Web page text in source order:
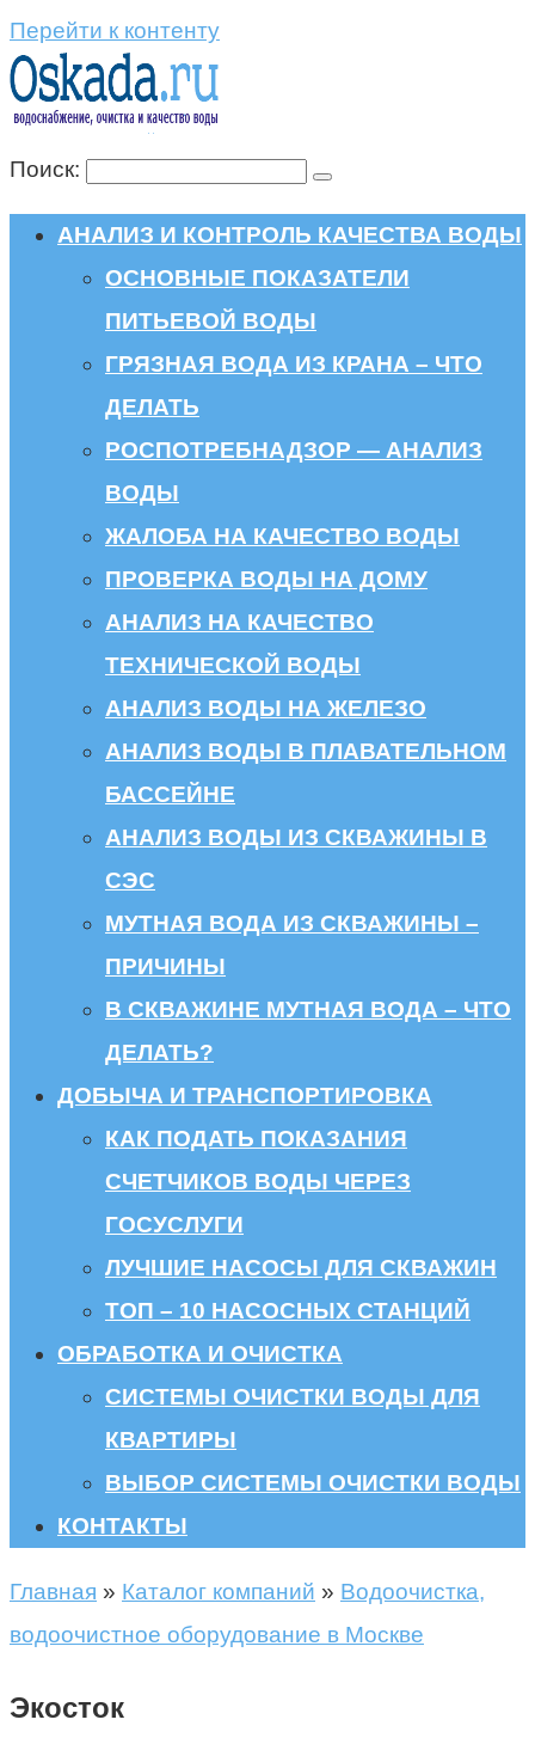
Перейти к контенту
Поиск:
АНАЛИЗ И КОНТРОЛЬ КАЧЕСТВА ВОДЫ
ОСНОВНЫЕ ПОКАЗАТЕЛИ
ПИТЬЕВОЙ ВОДЫ
ГРЯЗНАЯ ВОДА ИЗ КРАНА – ЧТО
ДЕЛАТЬ
РОСПОТРЕБНАДЗОР — АНАЛИЗ
ВОДЫ
ЖАЛОБА НА КАЧЕСТВО ВОДЫ
ПРОВЕРКА ВОДЫ НА ДОМУ
АНАЛИЗ НА КАЧЕСТВО
ТЕХНИЧЕСКОЙ ВОДЫ
АНАЛИЗ ВОДЫ НА ЖЕЛЕЗО
АНАЛИЗ ВОДЫ В ПЛАВАТЕЛЬНОМ
БАССЕЙНЕ
АНАЛИЗ ВОДЫ ИЗ СКВАЖИНЫ В
СЭС
МУТНАЯ ВОДА ИЗ СКВАЖИНЫ –
ПРИЧИНЫ
В СКВАЖИНЕ МУТНАЯ ВОДА – ЧТО
ДЕЛАТЬ?
ДОБЫЧА И ТРАНСПОРТИРОВКА
КАК ПОДАТЬ ПОКАЗАНИЯ
СЧЕТЧИКОВ ВОДЫ ЧЕРЕЗ
ГОСУСЛУГИ
ЛУЧШИЕ НАСОСЫ ДЛЯ СКВАЖИН
ТОП – 10 НАСОСНЫХ СТАНЦИЙ
ОБРАБОТКА И ОЧИСТКА
СИСТЕМЫ ОЧИСТКИ ВОДЫ ДЛЯ
КВАРТИРЫ
ВЫБОР СИСТЕМЫ ОЧИСТКИ ВОДЫ
КОНТАКТЫ
Главная » Каталог компаний » Водоочистка,
водоочистное оборудование в Москве
Экосток